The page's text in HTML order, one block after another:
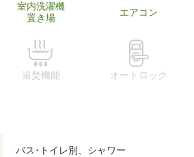
室内洗濯機
置き場
エアコン
追焚機能 オートロック
バス･トイレ別、シャワー